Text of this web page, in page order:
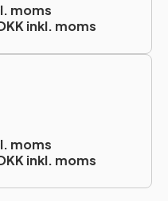
moms
inkl. moms
moms
inkl. moms